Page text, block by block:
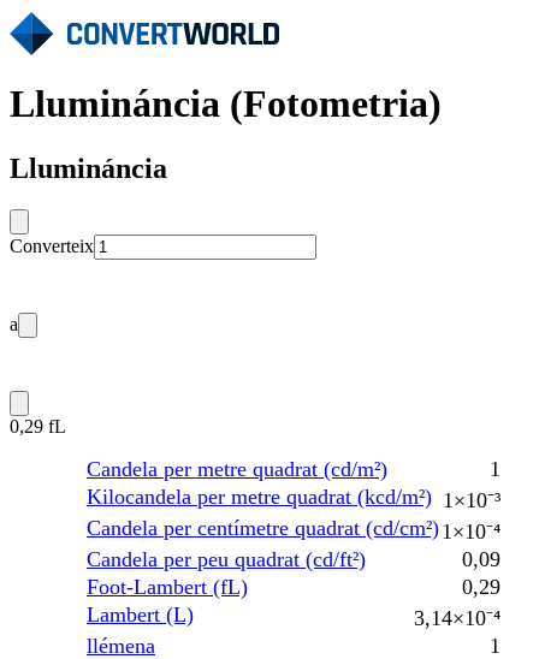
Llumináncia (Fotometria)
Llumináncia
Converteix
a
0,29 fL
Candela per metre quadrat (cd/m²)
1
Kilocandela per metre quadrat (kcd/m²) 1×10⁻³
Candela per centímetre quadrat (cd/cm²)1×10⁻⁴
Candela per peu quadrat (cd/ft²)
0,09
Foot-Lambert (fL)
0,29
Lambert (L)
3,14×10⁻⁴
llémena
1